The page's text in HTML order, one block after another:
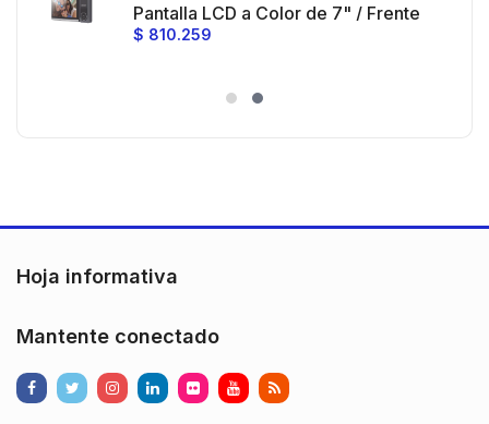
Pantalla LCD a Color de 7" / Frente
de Calle para Exterior de
)130° de Visión (Gran Angular)
$ 810.259
Hoja informativa
Mantente conectado